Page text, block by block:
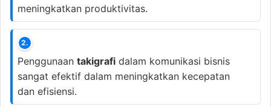
meningkatkan produktivitas.
2.
Penggunaan takigrafi dalam komunikasi bisnis
sangat efektif dalam meningkatkan kecepatan
dan efisiensi.